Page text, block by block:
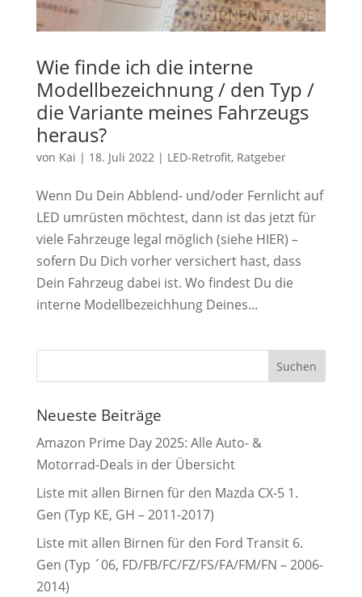
Wie finde ich die interne
Modellbezeichnung / den Typ /
die Variante meines Fahrzeugs
heraus?
von Kai | 18. Juli 2022| LED-Retrofit, Ratgeber
Wenn Du Dein Abblend- und/oder Fernlicht auf
LED umrüsten möchtest, dann ist das jetzt für
viele Fahrzeuge legal möglich (siehe HIER) –
sofern Du Dich vorher versichert hast, dass
Dein Fahrzeug dabei ist. Wo findest Du die
interne Modellbezeichhung Deines...
Neueste Beiträge
Amazon Prime Day 2025: Alle Auto- &
Motorrad-Deals in der Übersicht
Liste mit allen Birnen für den Mazda CX-5 1.
Gen (Typ KE, GH – 2011-2017)
Liste mit allen Birnen für den Ford Transit 6.
Gen (Typ ´06, FD/FB/FC/FZ/FS/FA/FM/FN – 2006-
2014)